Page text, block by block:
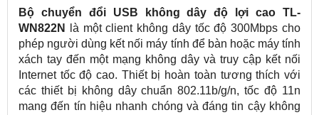
Bộ chuyển đổi USB không dây độ lợi cao TL-
WN822N
là một client không dây tốc độ 300Mbps cho
phép người dùng kết nối máy tính để bàn hoặc máy tính
xách tay đến một mạng không dây và truy cập kết nối
Internet tốc độ cao. Thiết bị hoàn toàn tương thích với
các thiết bị không dây chuẩn 802.11b/g/n, tốc độ 11n
mang đến tín hiệu nhanh chóng và đáng tin cậy không